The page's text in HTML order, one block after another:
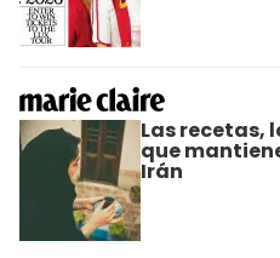
Las recetas,
que
Irán